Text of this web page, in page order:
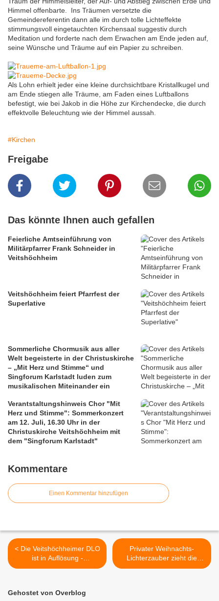
Himmel offenbarte. Ins Träumen versetzte die
Gemeindereferentin dann alle im durch tolle Lichteffekte
stimmungsvoll eingetauchten Kirchensaal suggestiv durch
Meditation und forderte nach dem Erwachen am Ende jeden auf,
seine Wünsche und Träume auf ein Papier zu schreiben.
Als Lohn erhielt jeder eine kleine durchsichtbare Kristallkugel und
am Ende stiegen alle Träume, am Faden eines Luftballons
befestigt, wie bei Jakob in die Höhe zur Kirchendecke, die durch
effektvolle Beleuchtung wie der Himmel aussah.
#Kirchen
Freigabe
Das könnte Ihnen auch gefallen
Feierliche Amtseinführung von
Militärpfarrer Frank Schneider in
Veitshöchheim
Veitshöchheim feiert Pfarrfest der
Superlative
Sommerliche Chormusik aus aller
Welt begeisterte in der Christuskirche
– „Mit Herz und Stimme“ und
Singforum Karlstadt luden zum
musikalischen Miteinander ein
Verantstaltungshinweis Chor "Mit
Herz und Stimme": Sommerkonzert
am 12. Juli, 16.30 Uhr in der
Christuskirche Veitshöchheim mit
dem "Singforum Karlstadt"
Kommentare
Einen Kommentar hinzufügen
< Die Veitshöchheimer DLO
ist in Auflösung -
Nachhaltige
Privater Weihnachts-
Lichterzauber zieht die
Massen an im
Gehostet von Overblog